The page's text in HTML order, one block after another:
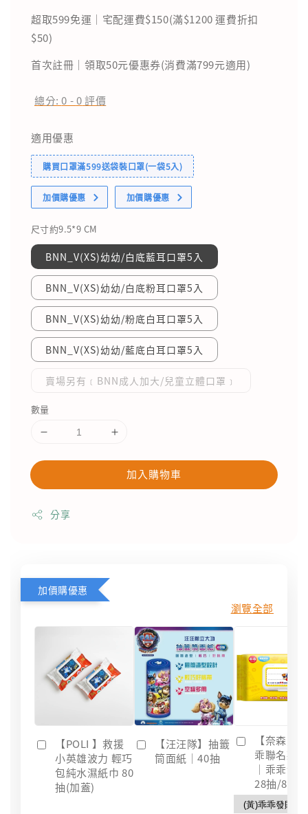
超取599免運｜宅配運費$150(滿$1200 運費折扣
$50)
首次註冊｜領取50元優惠券(消費滿799元適用)
總分:0 -0評價
適用優惠
購買口罩滿599送袋裝口罩(一袋5入)
加價購優惠 加價購優惠
尺寸約9.5*9 CM
BNN_V(XS)幼幼/白底藍耳口罩5入
BNN_V(XS)幼幼/白底粉耳口罩5入
BNN_V(XS)幼幼/粉底白耳口罩5入
BNN_V(XS)幼幼/藍底白耳口罩5入
賣場另有﹝BNN成人加大/兒童立體口罩﹞
數量
加入購物車
分享
加價購優惠
瀏覽全部
【POLI 】救援
小英雄波力 輕巧
包純水濕紙巾 80
抽(加蓋)
【汪汪隊】抽籤
筒面紙｜40抽
【奈森克
乖聯名款
｜乖乖發
28抽/88抽